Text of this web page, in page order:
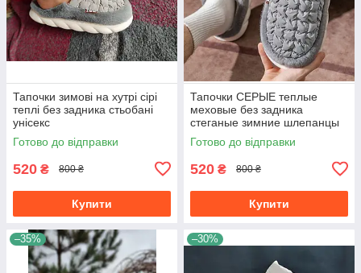
Тапочки зимові на хутрі сірі
теплі без задника стьобані
унісекс
Готово до відправки
520 ₴ 800 ₴
Купити
Тапочки СЕРЫЕ теплые
меховые без задника
стеганые зимние шлепанцы
GREY унисекс 40-45 рр
Готово до відправки
520 ₴ 800 ₴
Купити
–35% –30%